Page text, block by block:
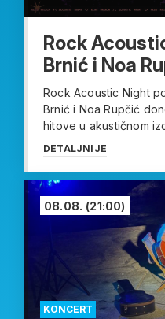
Rock
Brnić i Noa
Rock Acoustic Night
Brnić i Noa Rupčić
hitove u akustičnom
DETALJNIJE
KONCERT
08.08. (21:00)